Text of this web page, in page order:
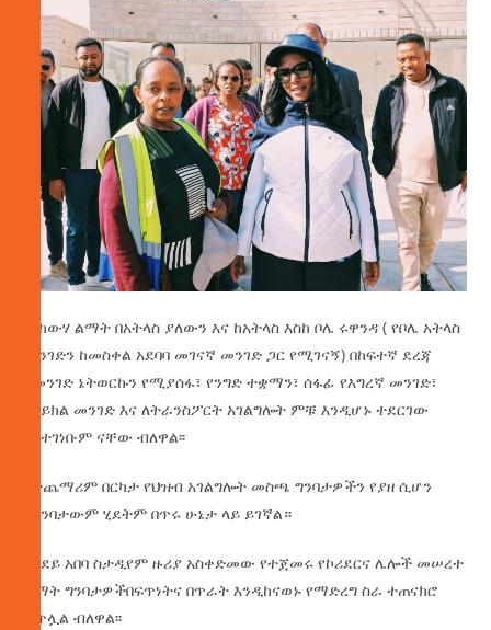
5-ከውሃ ልማት በአትላስ ያለውን እና ከአትላስ እስከ ቦሌ ሩዋንዳ ( የቦሌ አትላስ
መንገድን ከመስቀል አደባባ መገናኛ መንገድ ጋር የሚገናኝ) በከፍተኛ ደረጃ
የመንገድ ኔትወርኩን የሚያሰፋ፣ የንግድ ተቋማን፣ ሰፋፊ የእግረኛ መንገድ፣
የሳይክል መንገድ እና ለትራንስፖርት አገልግሎት ምቹ እንዲሆኑ ተደርገው
እየተገነቡም ናቸው ብለዋል፡፡
በተጨማሪም በርካታ የህዝብ አገልግሎት መስጫ ግንባታዎችን የያዘ ሲሆን
የግንባታውም ሂደትም በጥሩ ሁኔታ ላይ ይገኛል።
በአደይ አበባ ስታዲየም ዙሪያ አስቀድመው የተጀመሩ የኮሪደርና ሌሎች መሠረተ
ልማት ግንባታዎችበፍጥነትና በጥራት እንዲከናወኑ የማድረግ ስራ ተጠናክሮ
ቀጥሏል ብለዋል፡፡